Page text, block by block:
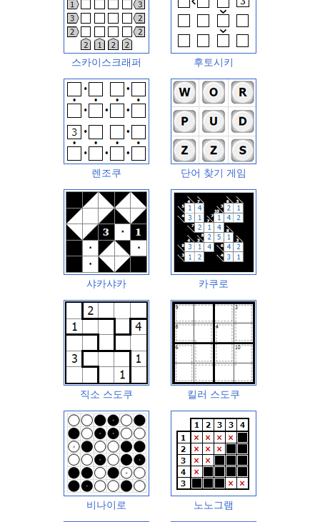
스카이스크래퍼 후토시키
렌조쿠 단어 찾기 게임
샤카샤카 카쿠로
직소 스도쿠 킬러 스도쿠
비나이로 노노그램